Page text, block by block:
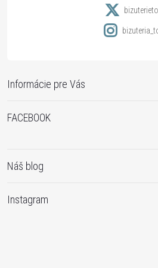
Informácie pre Vás
FACEBOOK
Náš blog
Instagram